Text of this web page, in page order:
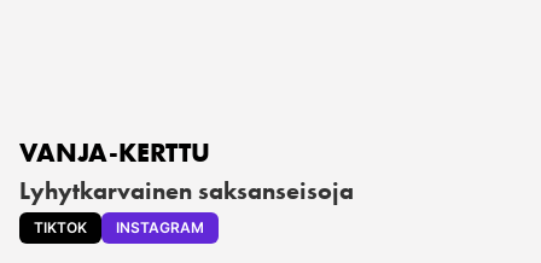
VANJA-KERTTU
Lyhytkarvainen saksanseisoja
TIKTOK INSTAGRAM